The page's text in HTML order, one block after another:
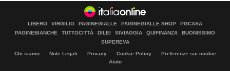
LIBERO VIRGILIO PAGINEGIALLE PAGINEGIALLE SHOP
PGCASA
PAGINEBIANCHE
TUTTOCITTÀ DILEI SIVIAGGIA QUIFINANZA
BUONISSIMO
SUPEREVA
Chi siamo Note Legali Privacy Cookie Policy
Preferenze sui cookie
Aiuto